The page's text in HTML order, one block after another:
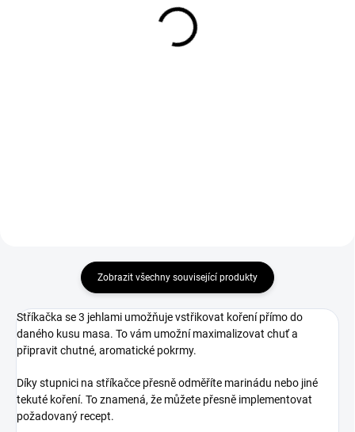
Zobrazit všechny související produkty
Stříkačka se 3 jehlami umožňuje vstřikovat koření přímo do
daného kusu masa. To vám umožní maximalizovat chuť a
připravit chutné, aromatické pokrmy.
Díky stupnici na stříkačce přesně odměříte marinádu nebo jiné
tekuté koření. To znamená, že můžete přesně implementovat
požadovaný recept.